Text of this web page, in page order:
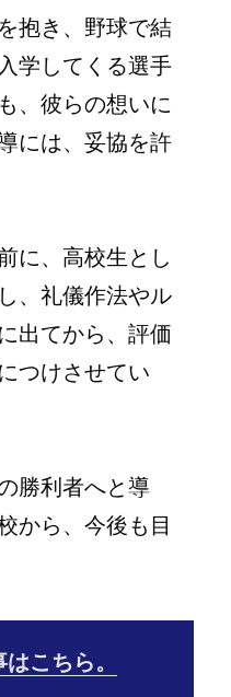
抱き、野球で結
学してくる選手
も、彼らの想いに
には、妥協を許
に、高校生とし
、礼儀作法やル
出てから、評価
つけさせてい
勝利者へと導
から、今後も目
こちら。